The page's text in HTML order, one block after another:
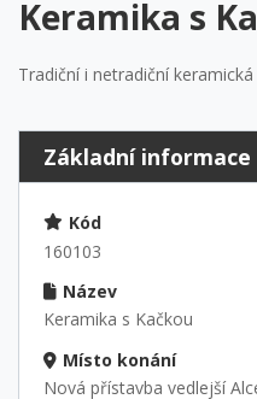
Keramika s
Tradiční i netradiční
Základní informace
Kód
160103
Název
Keramika s Kačkou
Místo konání
Nová přístavba vedlejší